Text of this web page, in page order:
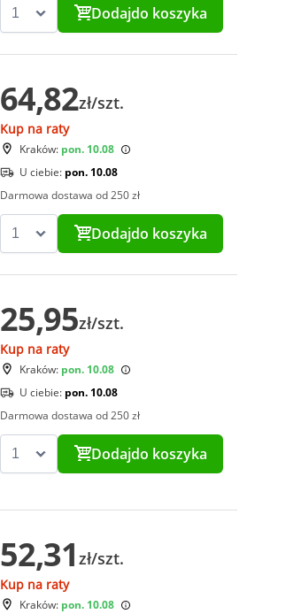
Dodajdo koszyka
64,82zł/szt.
Kup na raty
Kraków: pon. 10.08
U ciebie: pon. 10.08
Darmowa dostawa od 250 zł
Dodajdo koszyka
25,95zł/szt.
Kup na raty
Kraków: pon. 10.08
U ciebie: pon. 10.08
Darmowa dostawa od 250 zł
Dodajdo koszyka
52,31 zł/szt.
Kup na raty
Kraków: pon. 10.08